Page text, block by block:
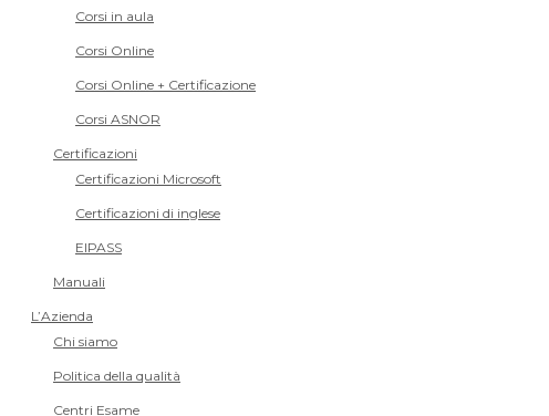
Corsi in aula
Corsi Online
Corsi Online + Certificazione
Corsi ASNOR
Certificazioni
Certificazioni Microsoft
Certificazioni di inglese
EIPASS
Manuali
L’Azienda
Chi siamo
Politica della qualità
Centri Esame